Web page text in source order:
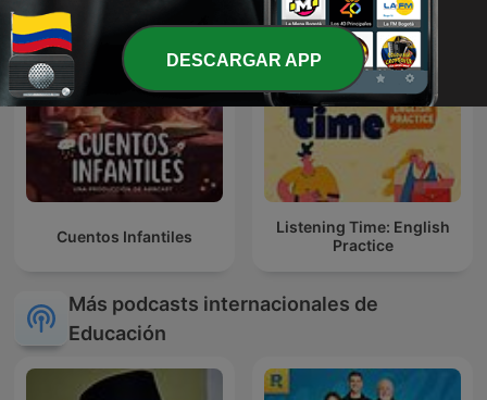
Cuentos Infantiles
Listening Time: English
Practice
Más podcasts internacionales de
Educación
DESCARGAR APP